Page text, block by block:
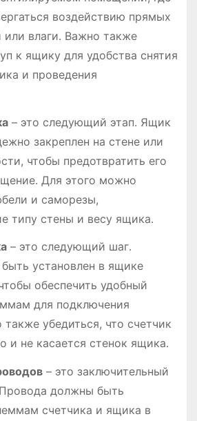
воздействию прямых
или влаги․ Важно также
к ящику для удобства снятия
и проведения
– это следующий этап․ Ящик
закреплен на стене или
чтобы предотвратить его
Для этого можно
и саморезы,
типу стены и весу ящика․
– это следующий шаг․
установлен в ящике
обеспечить удобный
для подключения
убедиться, что счетчик
и не касается стенок ящика․
– это заключительный
Провода должны быть
счетчика и ящика в